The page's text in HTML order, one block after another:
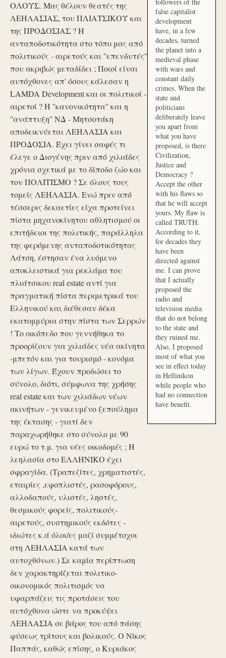
ΟΛΟΥΣ. Μας θέλουν θεατές της
ΛΕΗΛΑΣΙΑΣ, του ΠΛΙΑΤΣΙΚΟΥ και
της ΠΡΟΔΟΣΙΑΣ ? Η
ανταποδοτικότητα στο τόπο μας από
πολιτικούς - αιρετούς και ''επενδυτές''
που ακριβώς μεταδίδει ; Ποιοί είναι
αυτόχθονες απ' όσους κάλεσαν η
LAMDA Development και οι πολιτικοί -
αιρετοί ? Η ''κανονικότητα'' και η
''ανάπτυξη'' ΝΔ - Μητσοτάκη
αποδεικνύεται ΛΕΗΛΑΣΙΑ και
ΠΡΟΔΟΣΙΑ. Έχει γίνει σαφές τι
έλεγε ο Διογένης πριν από χιλιάδες
χρόνια σχετικά με το δίποδο ζώο και
τον ΠΟΛΙΤΙΣΜΟ ? Σε όλους τους
τομείς ΛΕΗΛΑΣΙΑ. Ενώ πριν από
τέσσερις δεκαετίες είχα προτείνει
πίστα μηχανοκίνητου αθλητισμού οι
επιτήδειοι της πολιτικής, παράλληλα
της φερόμενης ανταποδοτικότητας
Λάτση, έστησαν ένα λυόμενο
αποκλειστικά για ρεκλάμα του
πλιάτσικου real estate αντί για
πραγματική πίστα περιμετρικά του
Ελληνικού και διέθεσαν δέκα
εκατομμύρια στην πίστα των Σερρών
! Το οικόπεδο που γεννήθηκα το
προορίζουν για χιλιάδες νέα ακίνητα
-μπετόν και για τουρισμό - κονόμα
των λίγων. Έχουν προδώσει το
σύνολο, διότι, σύμφωνα της χρήσης
real estate και των χιλιάδων νέων
ακινήτων - γενικευμένο ξεπούλημα
της έκτασης - γιατί δεν
παραχωρήθηκε στο σύνολο με 90
ευρώ το τ.μ. για νέες οικοδομές ; Η
λεηλασία στο ΕΛΛΗΝΙΚΟ έχει
σφραγίδα. (Τραπεζίτες, χρηματιστές,
εταιρίες ,εφοπλιστές, ρασοφόρους,
αλλοδαπούς, υλιστές, ληστές,
θεσμικούς φορείς, πολιτικούς-
αιρετούς, συστημικούς εκδότες -
ιδιώτες κ.ά όλοι/ες μαζί συμμέτοχοι
στη ΛΕΗΛΑΣΙΑ κατά των
αυτοχθόνων.) Σε καμία περίπτωση
δεν χαρακτηρίζεται πολιτικο-
οικονομικός πολιτισμός να
υφαρπάζεις τις προτάσεις του
αυτόχθονα ώστε να προκύψει
ΛΕΗΛΑΣΙΑ σε βάρος του από πάσης
φύσεως τρίτους και βολικούς. Ο Νίκος
Παππάς, καθώς επίσης, ο Κυριάκος
false capitalist
development
have, in a few
decades, turned
the planet into a
medieval phase
with wars and
constant daily
crimes. When the
state and
politicians
deliberately leave
you apart from
what you have
proposed, is there
Civilization,
Justice and
Democracy ?
Accept the other
with his flaws so
that he will accept
yours. My flaw is
called TRUTH.
According to it,
for decades they
have been
directed against
me. I can prove
that I actually
proposed the
radio and
television media
that do not belong
to the state and
they ruined me.
Also, I proposed
most of what you
see in effect today
in Hellinikon
while people who
had no connection
have benefit.